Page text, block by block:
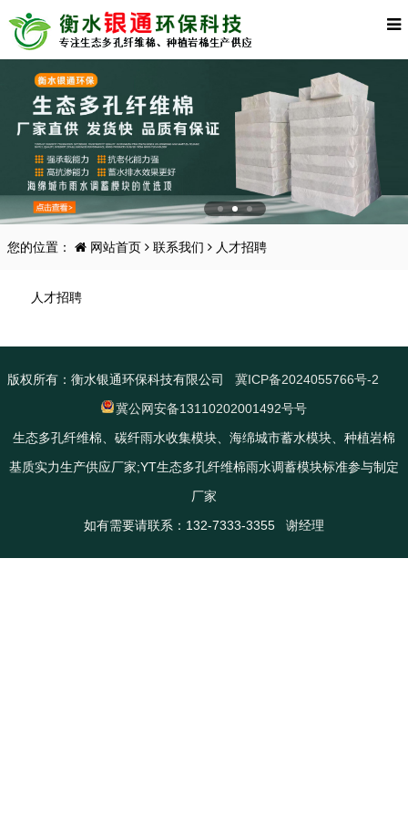
您的位置： 网站首页 联系我们 人才招聘
人才招聘
版权所有：衡水银通环保科技有限公司
冀ICP备2024055766号-2
冀公网安备13110202001492号号
生态多孔纤维棉、碳纤雨水收集模块、海绵城市蓄水模块、种植岩棉
基质实力生产供应厂家;YT生态多孔纤维棉雨水调蓄模块标准参与制定
厂家
如有需要请联系：132-7333-3355 谢经理